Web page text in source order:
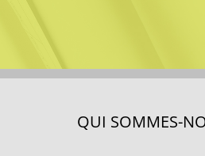
QUI SOMMES-